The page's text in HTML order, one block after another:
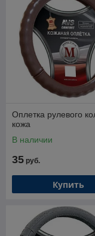
Оплетка рулевого
кожа
В наличии
35 руб.
Купить